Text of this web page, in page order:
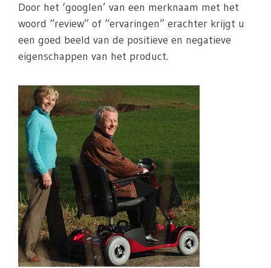
Door het ‘googlen’ van een merknaam met het
woord “review” of “ervaringen” erachter krijgt u
een goed beeld van de positieve en negatieve
eigenschappen van het product.